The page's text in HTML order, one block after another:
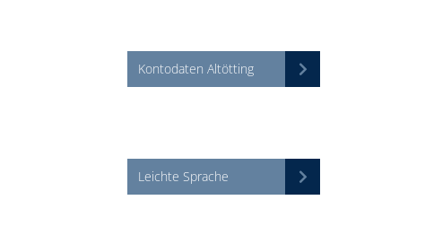
Kontodaten Altötting
Leichte Sprache